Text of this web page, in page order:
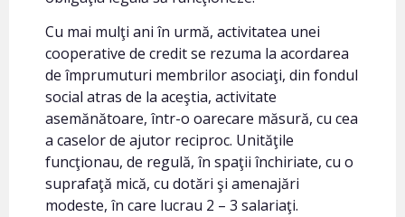
Cu mai mulţi ani în urmă, activitatea unei
cooperative de credit se rezuma la acordarea
de împrumuturi membrilor asociaţi, din fondul
social atras de la aceştia, activitate
asemănătoare, într-o oarecare măsură, cu cea
a caselor de ajutor reciproc. Unităţile
funcţionau, de regulă, în spaţii închiriate, cu o
suprafaţă mică, cu dotări şi amenajări
modeste, în care lucrau 2 – 3 salariaţi.